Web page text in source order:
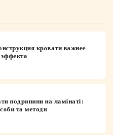
кровати важнее
подряпини на ламінаті:
та методи